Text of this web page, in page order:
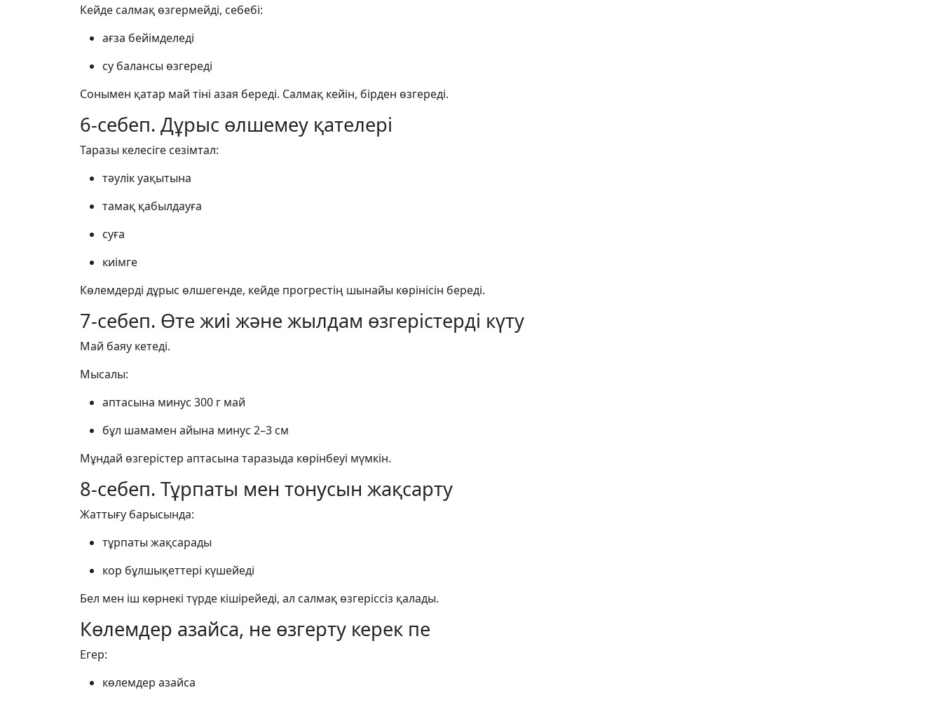
Кейде салмақ өзгермейді, себебі:
ағза бейімделеді
су балансы өзгереді
Сонымен қатар май тіні азая береді. Салмақ кейін, бірден өзгереді.
6-себеп. Дұрыс өлшемеу қателері
Таразы келесіге сезімтал:
тәулік уақытына
тамақ қабылдауға
суға
киімге
Көлемдерді дұрыс өлшегенде, кейде прогрестің шынайы көрінісін береді.
7-себеп. Өте жиі және жылдам өзгерістерді күту
Май баяу кетеді.
Мысалы:
аптасына минус 300 г май
бұл шамамен айына минус 2–3 см
Мұндай өзгерістер аптасына таразыда көрінбеуі мүмкін.
8-себеп. Тұрпаты мен тонусын жақсарту
Жаттығу барысында:
тұрпаты жақсарады
кор бұлшықеттері күшейеді
Бел мен іш көрнекі түрде кішірейеді, ал салмақ өзгеріссіз қалады.
Көлемдер азайса, не өзгерту керек пе
Егер:
көлемдер азайса